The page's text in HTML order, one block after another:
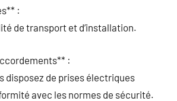
:
de transport et d’installation.
:
disposez de prises électriques
avec les normes de sécurité.